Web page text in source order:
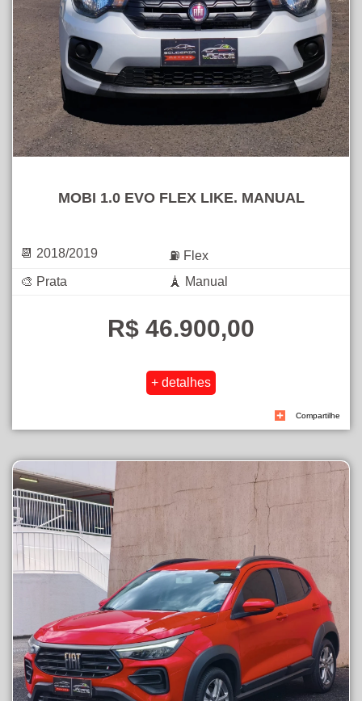
MOBI 1.0 EVO FLEX LIKE. MANUAL
📆 2018/2019
⛽ Flex
🎨 Prata
🗼 Manual
R$ 46.900,00
Compartilhe